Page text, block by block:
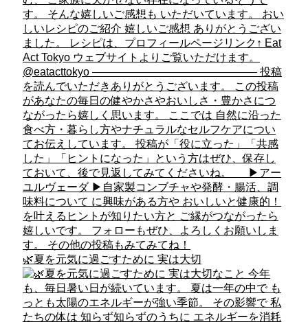
🌿夏を元気に過ごすために 実は大切